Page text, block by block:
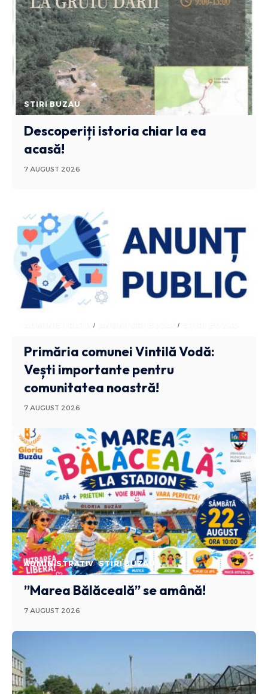
STIRI BUZAU
Descoperiți istoria chiar la ea
acasă!
7 AUGUST 2026
ADMINISTRATIV ANUNTURI BUZAU
Primăria comunei Vintilă Vodă:
Vești importante pentru
comunitatea noastră!
7 AUGUST 2026
ADMINISTRATIV STIRI BUZAU
”Marea Bălăceală” se amână!
7 AUGUST 2026